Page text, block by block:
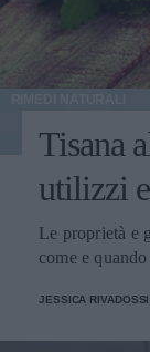
Tisana
utilizzi
Le proprietà e
come e
JESSICA RIVADOSSI